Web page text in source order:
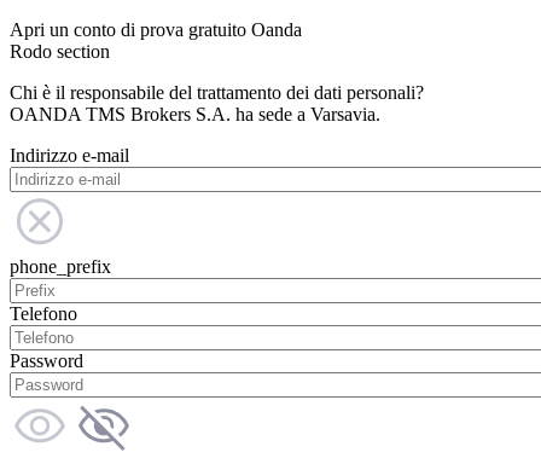
Apri un conto di prova gratuito Oanda
Rodo section
Chi è il responsabile del trattamento dei dati personali?
OANDA TMS Brokers S.A. ha sede a Varsavia.
Indirizzo e-mail
phone_prefix
Telefono
Password